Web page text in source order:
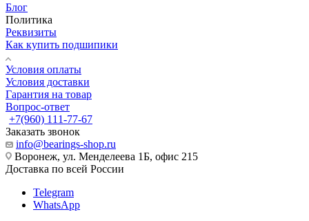
Блог
Политика
Реквизиты
Как купить подшипики
Условия оплаты
Условия доставки
Гарантия на товар
Вопрос-ответ
+7(960) 111-77-67
Заказать звонок
info@bearings-shop.ru
Воронеж, ул. Менделеева 1Б, офис 215
Доставка по всей России
Telegram
WhatsApp